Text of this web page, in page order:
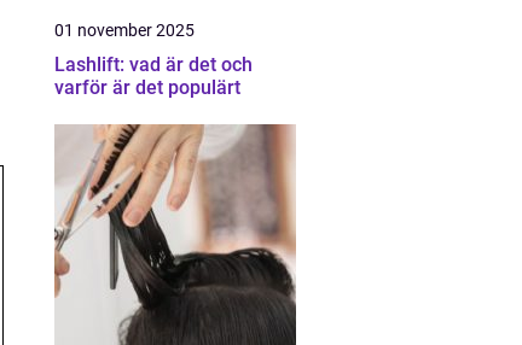
01 november 2025
Lashlift: vad är det och
varför är det populärt